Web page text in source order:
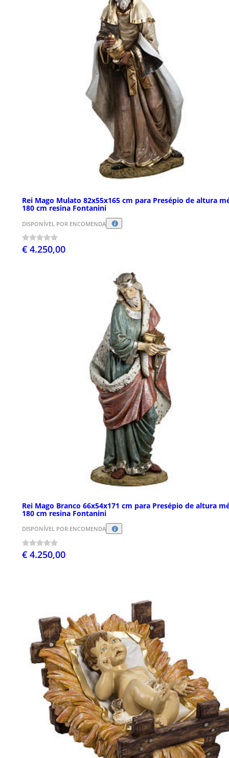
Rei Mago Mulato 82x55x165 cm para Presépio de altura
180 cm resina Fontanini
DISPONÍVEL POR ENCOMENDA
€ 4.250,00
Rei Mago Branco 66x54x171 cm para Presépio de altura
180 cm resina Fontanini
DISPONÍVEL POR ENCOMENDA
€ 4.250,00